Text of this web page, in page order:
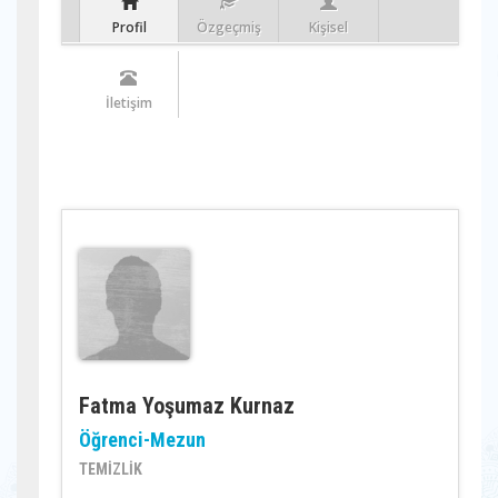
Profil Özgeçmiş Kişisel
İletişim
Fatma Yoşumaz Kurnaz
Öğrenci-Mezun
TEMİZLİK